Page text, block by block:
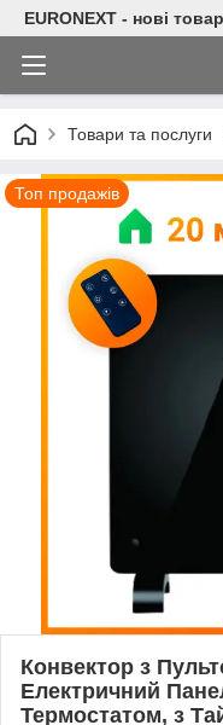
EURONEXT - нові
Товари та послуги
Топ продажів
Конвектор з
Електричний
Термостатом, з